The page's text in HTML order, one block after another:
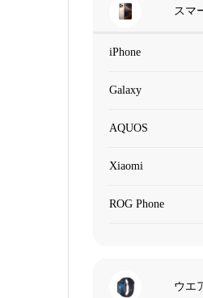
スマ
iPhone
Galaxy
AQUOS
Xiaomi
ROG Phone
ウエ